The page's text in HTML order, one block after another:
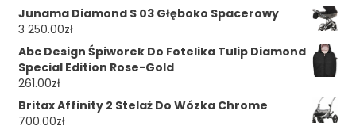
Junama Diamond S 03 Głęboko Spacerowy
3 250.00zł
Abc Design Śpiworek Do Fotelika Tulip Diamond
Special Edition Rose-Gold
261.00zł
Britax Affinity 2 Stelaż Do Wózka Chrome
700.00zł